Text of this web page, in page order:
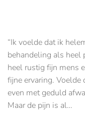
“Ik voelde dat ik
behandeling als heel
heel rustig fijn mens
fijne ervaring.
even met geduld
Maar de pijn is al…